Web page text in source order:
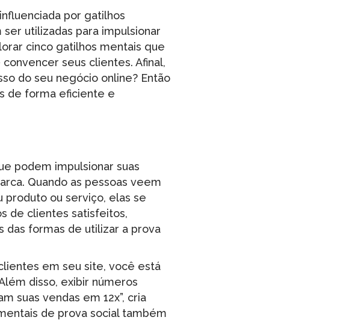
por gatilhos
utilizadas para impulsionar
cinco gatilhos mentais que
seus clientes. Afinal,
do seu negócio online? Então
de forma eficiente e
podem impulsionar suas
Quando as pessoas veem
produto ou serviço, elas se
de clientes satisfeitos,
das formas de utilizar a prova
em seu site, você está
disso, exibir números
suas vendas em 12x”, cria
de prova social também